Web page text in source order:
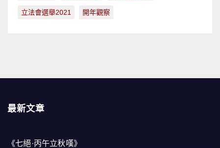
立法會選舉2021 開年觀察
最新文章
《七絕·丙午立秋嘆》